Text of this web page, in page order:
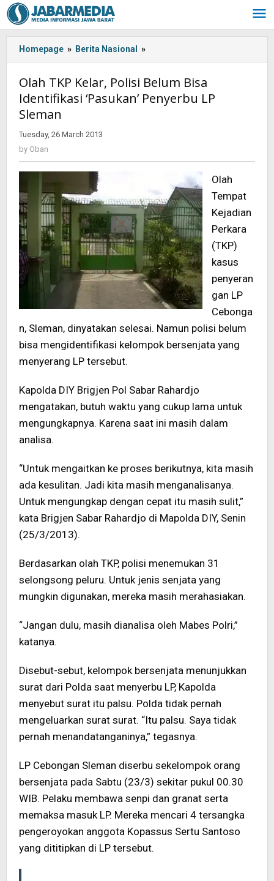
Skip
to
content
Homepage » Berita Nasional »
TKP
Polisi
Belum
LP
Olah TKP Kelar, Polisi Belum Bisa
Identifikasi ‘Pasukan’ Penyerbu LP
Sleman
Tuesday, 26 March 2013
by Oban
Olah
Tempat
Kejadian
Perkara
(TKP)
kasus
penyeran
gan LP
Cebonga
n, Sleman, dinyatakan selesai. Namun polisi belum
bisa mengidentifikasi kelompok bersenjata yang
menyerang LP tersebut.
Kapolda DIY Brigjen Pol Sabar Rahardjo
mengatakan, butuh waktu yang cukup lama untuk
mengungkapnya. Karena saat ini masih dalam
analisa.
“Untuk mengaitkan ke proses berikutnya, kita masih
ada kesulitan. Jadi kita masih menganalisanya.
Untuk mengungkap dengan cepat itu masih sulit,”
kata Brigjen Sabar Rahardjo di Mapolda DIY, Senin
(25/3/2013).
Berdasarkan olah TKP, polisi menemukan 31
selongsong peluru. Untuk jenis senjata yang
mungkin digunakan, mereka masih merahasiakan.
“Jangan dulu, masih dianalisa oleh Mabes Polri,”
katanya.
Disebut-sebut, kelompok bersenjata menunjukkan
surat dari Polda saat menyerbu LP, Kapolda
menyebut surat itu palsu. Polda tidak pernah
mengeluarkan surat surat. “Itu palsu. Saya tidak
pernah menandatanganinya,” tegasnya.
LP Cebongan Sleman diserbu sekelompok orang
bersenjata pada Sabtu (23/3) sekitar pukul 00.30
WIB. Pelaku membawa senpi dan granat serta
memaksa masuk LP. Mereka mencari 4 tersangka
pengeroyokan anggota Kopassus Sertu Santoso
yang dititipkan di LP tersebut.